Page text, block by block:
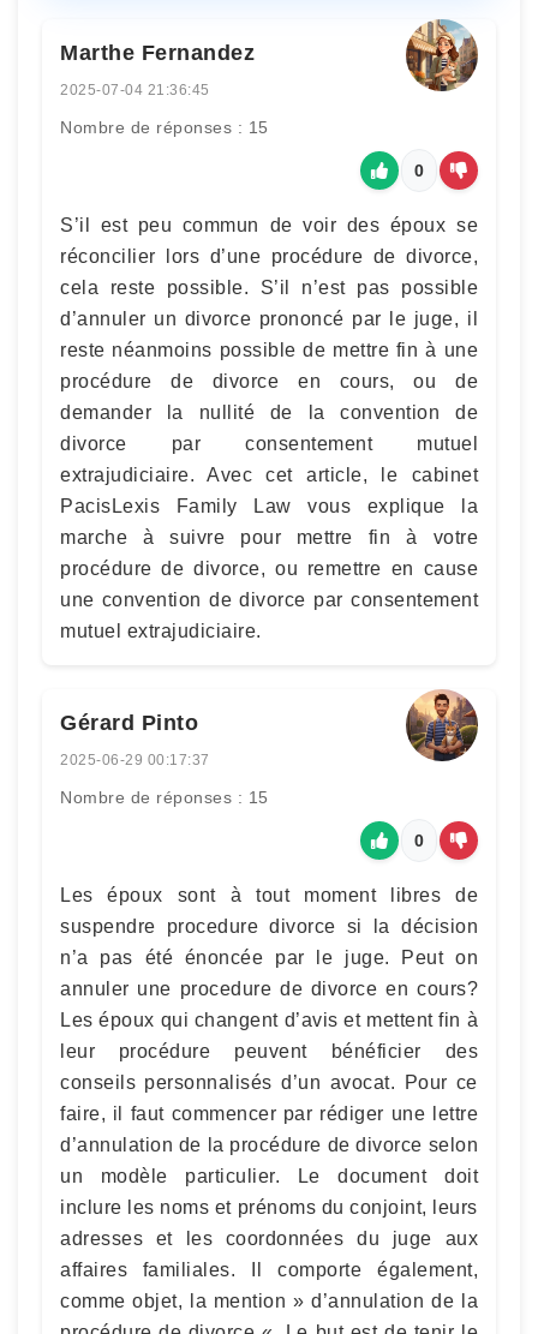
Marthe Fernandez
2025-07-04 21:36:45
Nombre de réponses : 15
0
S’il est peu commun de voir des époux se
réconcilier lors d’une procédure de divorce,
cela reste possible. S’il n’est pas possible
d’annuler un divorce prononcé par le juge, il
reste néanmoins possible de mettre fin à une
procédure de divorce en cours, ou de
demander la nullité de la convention de
divorce par consentement mutuel
extrajudiciaire. Avec cet article, le cabinet
PacisLexis Family Law vous explique la
marche à suivre pour mettre fin à votre
procédure de divorce, ou remettre en cause
une convention de divorce par consentement
mutuel extrajudiciaire.
Gérard Pinto
2025-06-29 00:17:37
Nombre de réponses : 15
0
Les époux sont à tout moment libres de
suspendre procedure divorce si la décision
n’a pas été énoncée par le juge. Peut on
annuler une procedure de divorce en cours?
Les époux qui changent d’avis et mettent fin à
leur procédure peuvent bénéficier des
conseils personnalisés d’un avocat. Pour ce
faire, il faut commencer par rédiger une lettre
d’annulation de la procédure de divorce selon
un modèle particulier. Le document doit
inclure les noms et prénoms du conjoint, leurs
adresses et les coordonnées du juge aux
affaires familiales. Il comporte également,
comme objet, la mention » d’annulation de la